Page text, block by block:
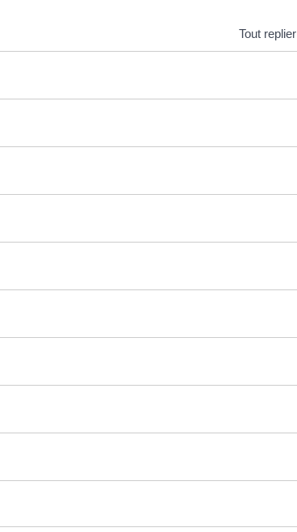
Tout replier